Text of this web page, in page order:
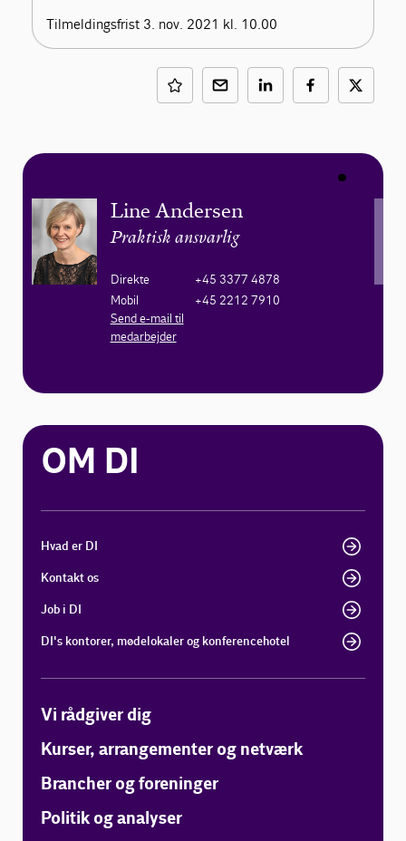
Tilmeldingsfrist 3. nov. 2021 kl. 10.00
Line Andersen
Praktisk ansvarlig
Direkte
+45 3377 4878
Mobil
+45 2212 7910
Send e-mail til
medarbejder
OM DI
Hvad er DI
Kontakt os
Job i DI
DI's kontorer, mødelokaler og konferencehotel
Vi rådgiver dig
Kurser, arrangementer og netværk
Brancher og foreninger
Politik og analyser